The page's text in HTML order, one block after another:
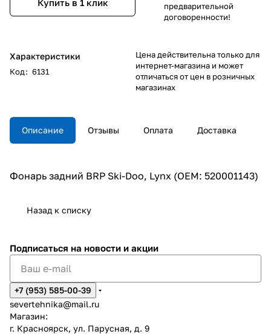
Купить в 1 клик
Характеристики
Код: 6131
предварительной
договоренности!
Цена действительна только для
интернет-магазина и может
отличаться от цен в розничных
магазинах
Описание Отзывы Оплата Доставка
Фонарь задний BRP Ski-Doo, Lynx (OEM: 520001143)
Назад к списку
Подписаться на новости и акции
+7 (953) 585-00-39
severtehnika@mail.ru
Магазин:
г. Красноярск, ул. Парусная, д. 9